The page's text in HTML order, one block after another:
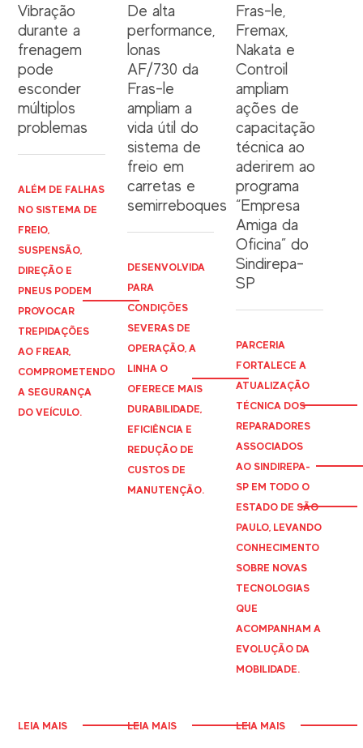
Vibração
durante a
frenagem
pode
esconder
múltiplos
problemas
ALÉM DE FALHAS
NO SISTEMA DE
FREIO,
SUSPENSÃO,
DIREÇÃO E
PNEUS PODEM
PROVOCAR
TREPIDAÇÕES
AO FREAR,
COMPROMETENDO
A SEGURANÇA
DO VEÍCULO.
LEIA MAIS
De alta
performance,
lonas
AF/730 da
Fras-le
ampliam a
vida útil do
sistema de
freio em
carretas e
semirreboques
DESENVOLVIDA
PARA
CONDIÇÕES
SEVERAS DE
OPERAÇÃO, A
LINHA O
OFERECE MAIS
DURABILIDADE,
EFICIÊNCIA E
REDUÇÃO DE
CUSTOS DE
MANUTENÇÃO.
LEIA MAIS
Fras-le,
Fremax,
Nakata e
Controil
ampliam
ações de
capacitação
técnica ao
aderirem ao
programa
“Empresa
Amiga da
Oficina” do
Sindirepa-
SP
PARCERIA
FORTALECE A
ATUALIZAÇÃO
TÉCNICA DOS
REPARADORES
ASSOCIADOS
AO SINDIREPA-
SP EM TODO O
ESTADO DE SÃO
PAULO, LEVANDO
CONHECIMENTO
SOBRE NOVAS
TECNOLOGIAS
QUE
ACOMPANHAM A
EVOLUÇÃO DA
MOBILIDADE.
LEIA MAIS